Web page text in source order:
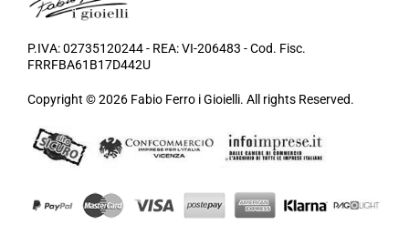
P.IVA: 02735120244 - REA: VI-206483 - Cod. Fisc.
FRRFBA61B17D442U
Copyright © 2026 Fabio Ferro i Gioielli. All rights Reserved.